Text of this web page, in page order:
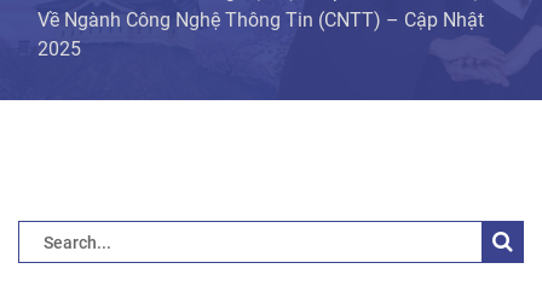
Về Ngành Công Nghệ Thông Tin (CNTT) – Cập Nhật
2025